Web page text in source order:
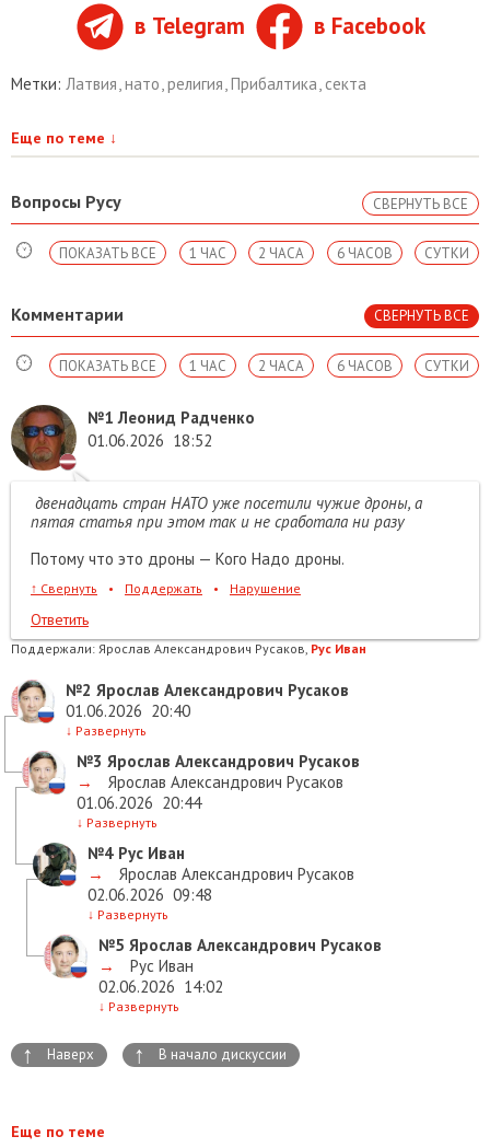
в Telegram в Facebook
Метки: Латвия нато религия Прибалтика секта
Еще по теме ↓
Вопросы Русу СВЕРНУТЬ ВСЕ
СУТКИ
6 ЧАСОВ
2 ЧАСА
1 ЧАС
ПОКАЗАТЬ ВСЕ
Комментарии СВЕРНУТЬ ВСЕ
СУТКИ
6 ЧАСОВ
2 ЧАСА
1 ЧАС
ПОКАЗАТЬ ВСЕ
№1 Леонид Радченко
01.06.2026 18:52
двенадцать стран НАТО уже посетили чужие дроны, а
пятая статья при этом так и не сработала ни разу
Потому что это дроны — Кого Надо дроны.
↑ Свернуть • Поддержать • Нарушение
Ответить
Поддержали: Ярослав Александрович Русаков, Рус Иван
№2 Ярослав Александрович Русаков
01.06.2026 20:40
↓ Развернуть
№3 Ярослав Александрович Русаков
→
Ярослав Александрович Русаков
01.06.2026 20:44
↓ Развернуть
№4 Рус Иван
→
Ярослав Александрович Русаков
02.06.2026 09:48
↓ Развернуть
№5 Ярослав Александрович Русаков
→
Рус Иван
02.06.2026 14:02
↓ Развернуть
↑ Наверх ↑ В начало дискуссии
Еще по теме